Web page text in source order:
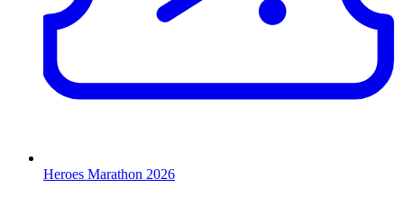
Heroes Marathon 2026